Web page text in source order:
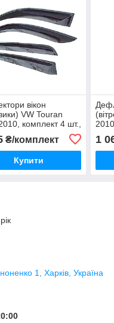
вікон
VW Touran
комплект 4 шт.,
₴/комплект
Купити
1
1, Харків, Україна